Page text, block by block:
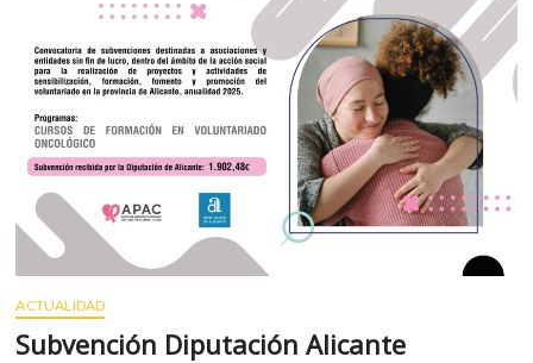
ACTUALIDAD
Subvención Diputación Alicante